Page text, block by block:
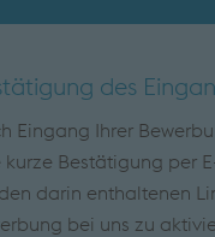
des
Eingang Ihrer
kurze Bestätigung per
darin enthaltenen
bei uns zu